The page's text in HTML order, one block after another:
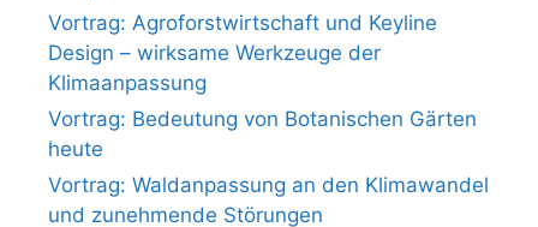
Vortrag: Agroforstwirtschaft und Keyline
Design – wirksame Werkzeuge der
Klimaanpassung
Vortrag: Bedeutung von Botanischen Gärten
heute
Vortrag: Waldanpassung an den Klimawandel
und zunehmende Störungen